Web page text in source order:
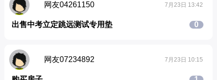
网友04261150 7月23日 13:42
出售中考立定跳远测试专用垫 0
网友07234892 7月23日 10:15